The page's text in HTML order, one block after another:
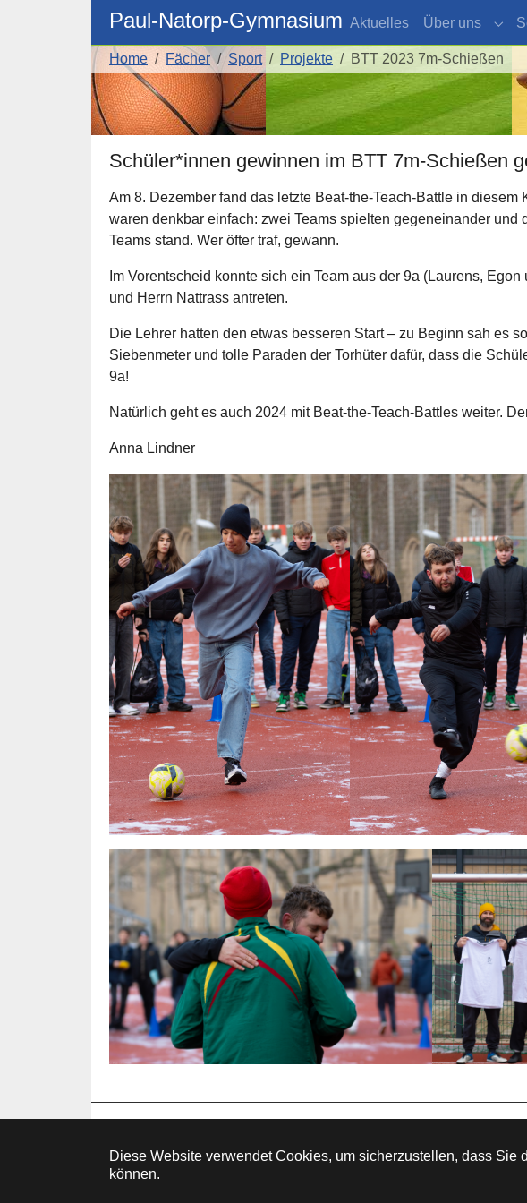
Diese Website verwendet Cookies, um sicherzustellen, dass Sie
können.
Skip to main navigation
Skip to main content
Skip to page footerPaul-Natorp-Gymnasium Aktuelles Über uns
You are here:
Home Fächer Sport Projekte BTT 2023 7m-Schießen
Schüler*innen gewinnen im BTT 7m-Schießen
Am 8. Dezember fand das letzte Beat-the-Teach-Battle in
waren denkbar einfach: zwei Teams spielten gegeneinander
Teams stand. Wer öfter traf, gewann.
Im Vorentscheid konnte sich ein Team aus der 9a (Laurens,
und Herrn Nattrass antreten.
Die Lehrer hatten den etwas besseren Start – zu Beginn sah es
Siebenmeter und tolle Paraden der Torhüter dafür, dass die
9a!
Natürlich geht es auch 2024 mit Beat-the-Teach-Battles weiter.
Anna Lindner